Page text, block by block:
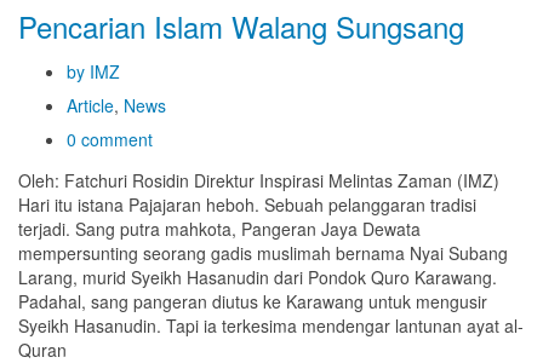
Pencarian Islam Walang Sungsang
by IMZ
Article, News
0 comment
Oleh: Fatchuri Rosidin Direktur Inspirasi Melintas Zaman (IMZ)
Hari itu istana Pajajaran heboh. Sebuah pelanggaran tradisi
terjadi. Sang putra mahkota, Pangeran Jaya Dewata
mempersunting seorang gadis muslimah bernama Nyai Subang
Larang, murid Syeikh Hasanudin dari Pondok Quro Karawang.
Padahal, sang pangeran diutus ke Karawang untuk mengusir
Syeikh Hasanudin. Tapi ia terkesima mendengar lantunan ayat al-
Quran